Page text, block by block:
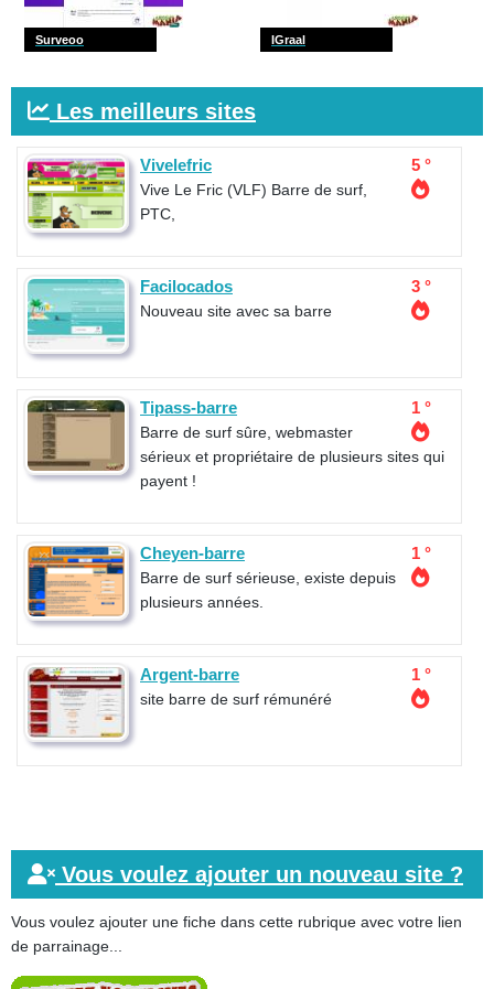
Surveoo IGraal
Les meilleurs sites
Vivelefric 5 °
Vive Le Fric (VLF) Barre de surf,
PTC,
Facilocados 3 °
Nouveau site avec sa barre
Tipass-barre 1 °
Barre de surf sûre, webmaster
sérieux et propriétaire de plusieurs sites qui
payent !
Cheyen-barre 1 °
Barre de surf sérieuse, existe depuis
plusieurs années.
Argent-barre 1 °
site barre de surf rémunéré
Vous voulez ajouter un nouveau site ?
Vous voulez ajouter une fiche dans cette rubrique avec votre lien
de parrainage...